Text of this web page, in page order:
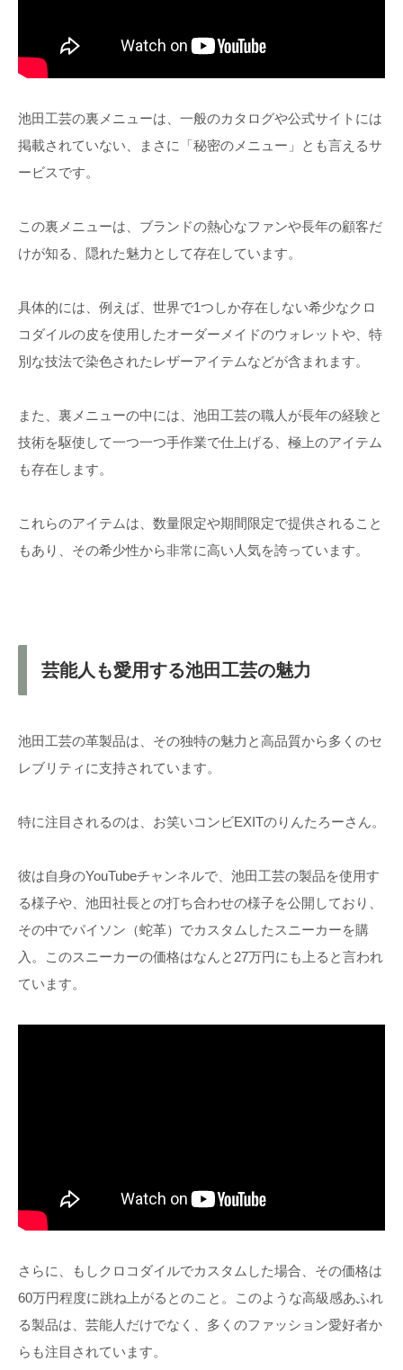
池田工芸の裏メニューは、一般のカタログや公式サイトには
掲載されていない、まさに「秘密のメニュー」とも言えるサ
ービスです。
この裏メニューは、ブランドの熱心なファンや長年の顧客だ
けが知る、隠れた魅力として存在しています。
具体的には、例えば、世界で1つしか存在しない希少なクロ
コダイルの皮を使用したオーダーメイドのウォレットや、特
別な技法で染色されたレザーアイテムなどが含まれます。
また、裏メニューの中には、池田工芸の職人が長年の経験と
技術を駆使して一つ一つ手作業で仕上げる、極上のアイテム
も存在します。
これらのアイテムは、数量限定や期間限定で提供されること
もあり、その希少性から非常に高い人気を誇っています。
芸能人も愛用する池田工芸の魅力
池田工芸の革製品は、その独特の魅力と高品質から多くのセ
レブリティに支持されています。
特に注目されるのは、お笑いコンビEXITのりんたろーさん。
彼は自身のYouTubeチャンネルで、池田工芸の製品を使用す
る様子や、池田社長との打ち合わせの様子を公開しており、
その中でパイソン（蛇革）でカスタムしたスニーカーを購
入。このスニーカーの価格はなんと27万円にも上ると言われ
ています。
さらに、もしクロコダイルでカスタムした場合、その価格は
60万円程度に跳ね上がるとのこと。このような高級感あふれ
る製品は、芸能人だけでなく、多くのファッション愛好者か
らも注目されています。